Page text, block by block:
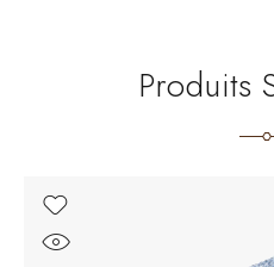
Produits